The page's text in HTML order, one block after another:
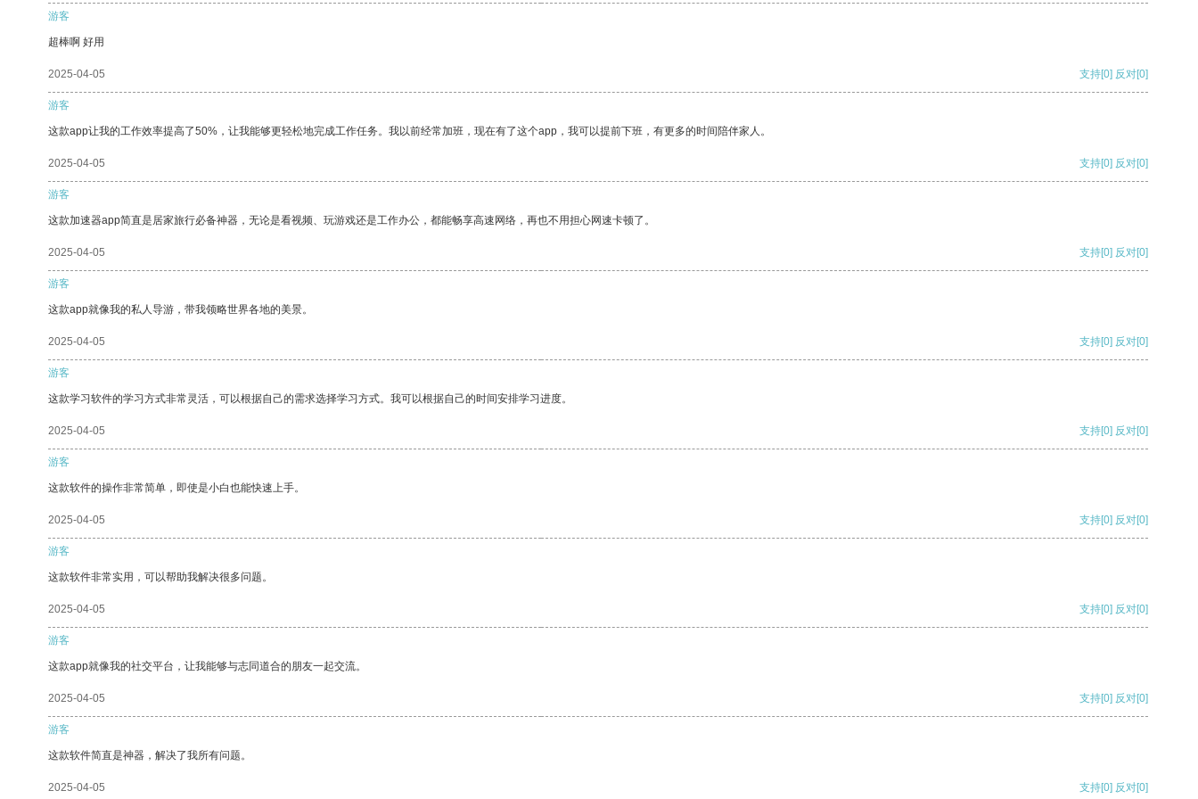
游客
超棒啊 好用
2025-04-05 支持[0] 反对[0]
游客
这款app让我的工作效率提高了50%，让我能够更轻松地完成工作任务。我以前经常加班，现在有了这个app，我可以提前下班，有更多的时间陪伴家人。
2025-04-05 支持[0] 反对[0]
游客
这款加速器app简直是居家旅行必备神器，无论是看视频、玩游戏还是工作办公，都能畅享高速网络，再也不用担心网速卡顿了。
2025-04-05 支持[0] 反对[0]
游客
这款app就像我的私人导游，带我领略世界各地的美景。
2025-04-05 支持[0] 反对[0]
游客
这款学习软件的学习方式非常灵活，可以根据自己的需求选择学习方式。我可以根据自己的时间安排学习进度。
2025-04-05 支持[0] 反对[0]
游客
这款软件的操作非常简单，即使是小白也能快速上手。
2025-04-05 支持[0] 反对[0]
游客
这款软件非常实用，可以帮助我解决很多问题。
2025-04-05 支持[0] 反对[0]
游客
这款app就像我的社交平台，让我能够与志同道合的朋友一起交流。
2025-04-05 支持[0] 反对[0]
游客
这款软件简直是神器，解决了我所有问题。
2025-04-05 支持[0] 反对[0]